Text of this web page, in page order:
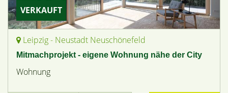
VERKAUFT
Leipzig - Neustadt Neuschönefeld
Mitmachprojekt - eigene Wohnung nähe der City
Wohnung